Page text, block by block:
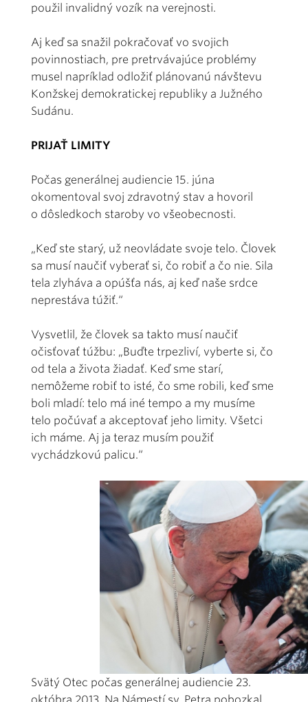
použil invalidný vozík na verejnosti.
Aj keď sa snažil pokračovať vo svojich
povinnostiach, pre pretrvávajúce problémy
musel napríklad odložiť plánovanú návštevu
Konžskej demokratickej republiky a Južného
Sudánu.
PRIJAŤ LIMITY
Počas generálnej audiencie 15. júna
okomentoval svoj zdravotný stav a hovoril
o dôsledkoch staroby vo všeobecnosti.
„Keď ste starý, už neovládate svoje telo. Človek
sa musí naučiť vyberať si, čo robiť a čo nie. Sila
tela zlyháva a opúšťa nás, aj keď naše srdce
neprestáva túžiť.“
Vysvetlil, že človek sa takto musí naučiť
očisťovať túžbu: „Buďte trpezliví, vyberte si, čo
od tela a života žiadať. Keď sme starí,
nemôžeme robiť to isté, čo sme robili, keď sme
boli mladí: telo má iné tempo a my musíme
telo počúvať a akceptovať jeho limity. Všetci
ich máme. Aj ja teraz musím použiť
vychádzkovú palicu.“
Svätý Otec počas generálnej audiencie 23.